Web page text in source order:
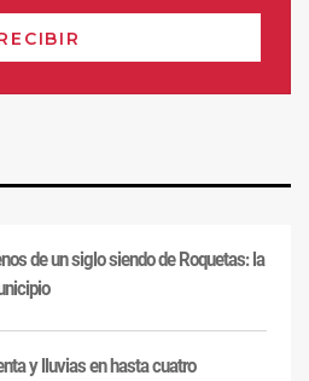
de un siglo siendo de Roquetas: la
y lluvias en hasta cuatro